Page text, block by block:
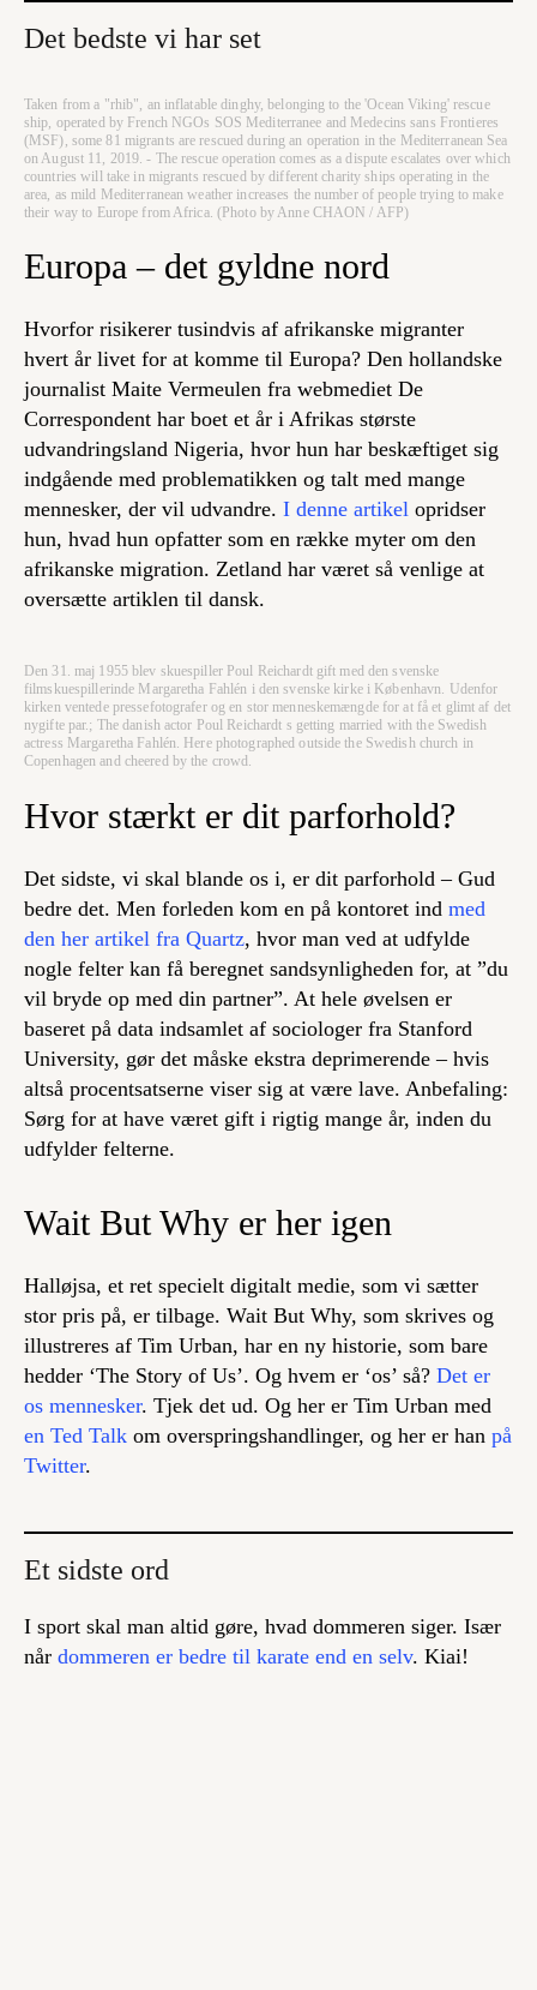
Det bedste vi har set
Taken from a "rhib", an inflatable dinghy, belonging to the 'Ocean Viking' rescue
ship, operated by French NGOs SOS Mediterranee and Medecins sans Frontieres
(MSF), some 81 migrants are rescued during an operation in the Mediterranean Sea
on August 11, 2019. - The rescue operation comes as a dispute escalates over which
countries will take in migrants rescued by different charity ships operating in the
area, as mild Mediterranean weather increases the number of people trying to make
their way to Europe from Africa. (Photo by Anne CHAON / AFP)
Europa – det gyldne nord
Hvorfor risikerer tusindvis af afrikanske migranter
hvert år livet for at komme til Europa? Den hollandske
journalist Maite Vermeulen fra webmediet De
Correspondent har boet et år i Afrikas største
udvandringsland Nigeria, hvor hun har beskæftiget sig
indgående med problematikken og talt med mange
mennesker, der vil udvandre. I denne artikel opridser
hun, hvad hun opfatter som en række myter om den
afrikanske migration. Zetland har været så venlige at
oversætte artiklen til dansk.
Den 31. maj 1955 blev skuespiller Poul Reichardt gift med den svenske
filmskuespillerinde Margaretha Fahlén i den svenske kirke i København. Udenfor
kirken ventede pressefotografer og en stor menneskemængde for at få et glimt af det
nygifte par.; The danish actor Poul Reichardt s getting married with the Swedish
actress Margaretha Fahlén. Here photographed outside the Swedish church in
Copenhagen and cheered by the crowd.
Hvor stærkt er dit parforhold?
Det sidste, vi skal blande os i, er dit parforhold – Gud
bedre det. Men forleden kom en på kontoret ind med
den her artikel fra Quartz, hvor man ved at udfylde
nogle felter kan få beregnet sandsynligheden for, at ”du
vil bryde op med din partner”. At hele øvelsen er
baseret på data indsamlet af sociologer fra Stanford
University, gør det måske ekstra deprimerende – hvis
altså procentsatserne viser sig at være lave. Anbefaling:
Sørg for at have været gift i rigtig mange år, inden du
udfylder felterne.
Wait But Why er her igen
Halløjsa, et ret specielt digitalt medie, som vi sætter
stor pris på, er tilbage. Wait But Why, som skrives og
illustreres af Tim Urban, har en ny historie, som bare
hedder ‘The Story of Us’. Og hvem er ‘os’ så? Det er
os mennesker. Tjek det ud. Og her er Tim Urban med
en Ted Talk om overspringshandlinger, og her er han på
Twitter.
Et sidste ord
I sport skal man altid gøre, hvad dommeren siger. Især
når dommeren er bedre til karate end en selv. Kiai!